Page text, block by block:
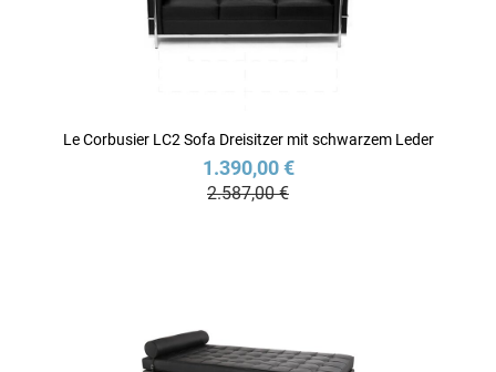
Le Corbusier LC2 Sofa Dreisitzer mit schwarzem Leder
1.390,00 €
2.587,00 €